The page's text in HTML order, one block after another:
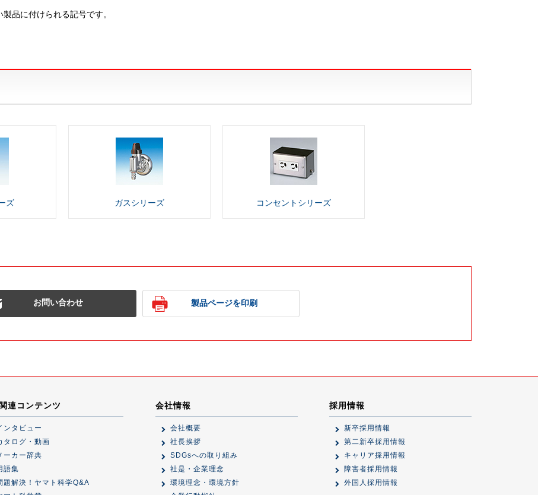
に付けられる記号です。
ズ ガスシリーズ コンセント シリーズ
お問い合わせ 製品ページを印刷
連コンテンツ
ンタビュー
タログ・動画
ーカー辞典
語集
題解決！ヤマト科学Q&A
会社情報
会社概要
社長挨拶
SDGsへの取り組み
社是・企業理念
環境理念・環境方針
採用情報
新卒採用情報
第二新卒採用情報
キャリア採用情報
障害者採用情報
外国人採用情報